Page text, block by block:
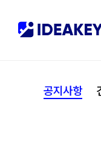
공지사항